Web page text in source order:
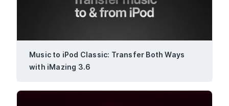
Music to iPod Classic: Transfer Both Ways
with iMazing 3.6